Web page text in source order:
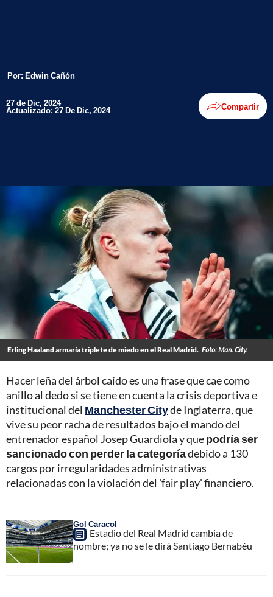
Por: Edwin Cañón
27 de Dic, 2024
Actualizado: 27 De Dic, 2024 Compartir
Erling Haaland armaría triplete de miedo en el Real Madrid. Foto: Man. City.
Hacer leña del árbol caído es una frase que cae como
anillo al dedo si se tiene en cuenta la crisis deportiva e
institucional del Manchester Cityde Inglaterra, que
vive su peor racha de resultados bajo el mando del
entrenador español Josep Guardiola y quepodría ser
sancionado con perder la categoríadebido a 130
cargos por irregularidades administrativas
relacionadas con la violación del 'fair play' financiero.
Gol Caracol
Estadio del Real Madrid cambia de
nombre; ya no se le dirá Santiago Bernabéu